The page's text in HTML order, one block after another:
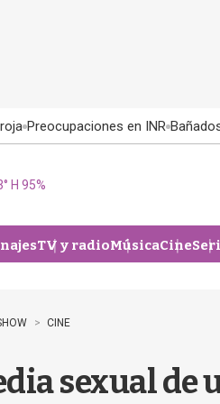
Preocupaciones en INR
H 95%
TV y radioMúsicaCine
CINE
sexual de